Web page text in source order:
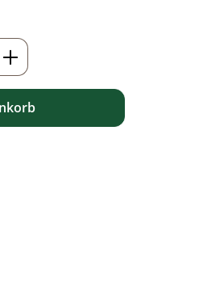
den gewünschten